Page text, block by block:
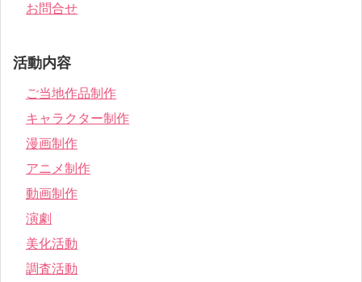
お問合せ
活動内容
ご当地作品制作
キャラクター制作
漫画制作
アニメ制作
動画制作
演劇
美化活動
調査活動